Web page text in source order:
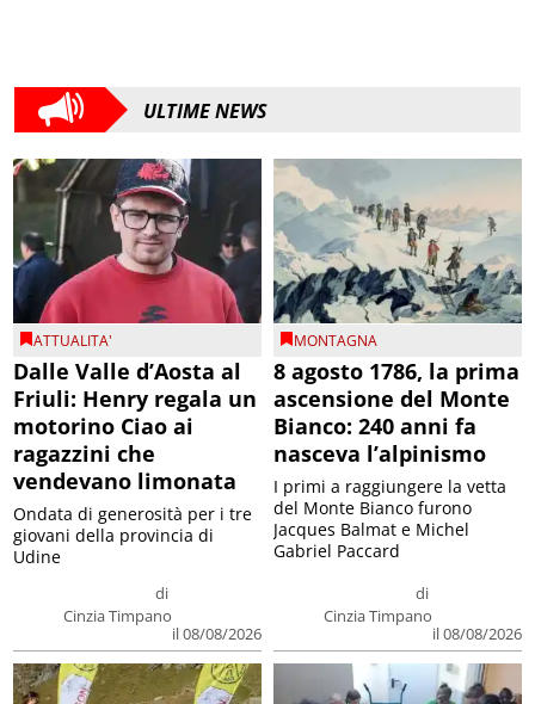
ULTIME NEWS
ATTUALITA'
Dalle Valle d’Aosta al
Friuli: Henry regala un
motorino Ciao ai
ragazzini che
vendevano limonata
di
Cinzia Timpano
il 08/08/2026
Ondata di generosità per i tre
giovani della provincia di
Udine
MONTAGNA
8 agosto 1786, la prima
ascensione del Monte
Bianco: 240 anni fa
nasceva l’alpinismo
di
Cinzia Timpano
il 08/08/2026
I primi a raggiungere la vetta
del Monte Bianco furono
Jacques Balmat e Michel
Gabriel Paccard